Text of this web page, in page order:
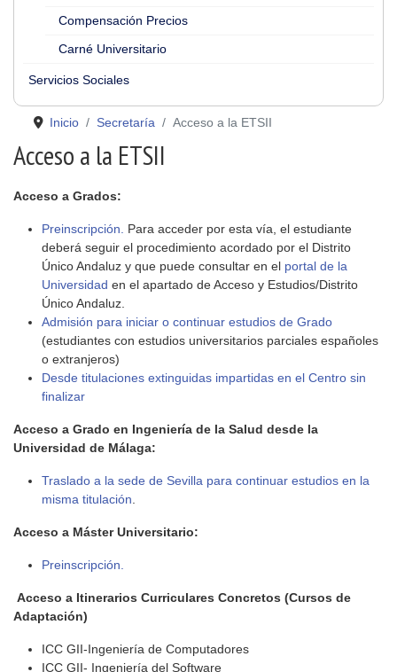
Compensación Precios
Carné Universitario
Servicios Sociales
Inicio Secretaría Acceso a la ETSII
Acceso a la ETSII
Acceso a Grados:
Preinscripción.
Para acceder por esta vía, el estudiante
deberá seguir el procedimiento acordado por el Distrito
Único Andaluz y que puede consultar en el portal de la
Universidad en el apartado de Acceso y Estudios/Distrito
Único Andaluz.
Admisión para iniciar o continuar estudios de Grado
(estudiantes con estudios universitarios parciales españoles
o extranjeros)
Desde titulaciones extinguidas impartidas en el Centro sin
finalizar
Acceso a Grado en Ingeniería de la Salud desde la
Universidad de Málaga:
Traslado a la sede de Sevilla para continuar estudios en la
misma titulación
Acceso a Máster Universitario:
Preinscripción.
Acceso a Itinerarios Curriculares Concretos (Cursos de
Adaptación)
ICC GII-Ingeniería de Computadores
ICC GII- Ingeniería del Software